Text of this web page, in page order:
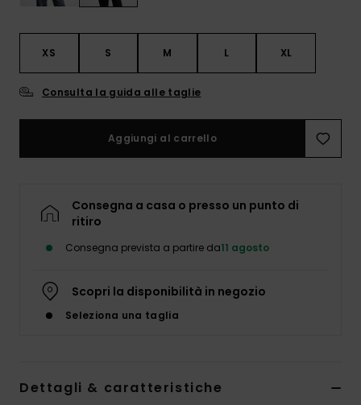
XS S M L XL
Consulta la guida alle taglie
Aggiungi al carrello
Consegna a casa o presso un punto di
ritiro
Consegna prevista a partire da11 agosto
Scopri la disponibilità in negozio
Seleziona una taglia
Dettagli & caratteristiche